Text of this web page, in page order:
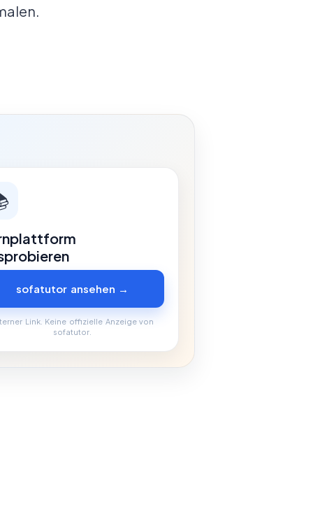
sofatutor ansehen →
Link. Keine offizielle Anzeige von
sofatutor.